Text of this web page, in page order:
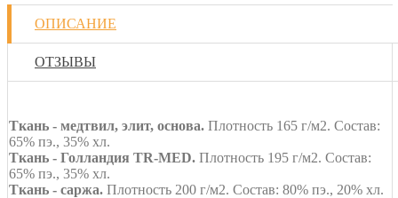
ОПИСАНИЕ
ОТЗЫВЫ
Ткань - медтвил, элит, основа. Плотность 165 г/м2. Состав:
65% пэ., 35% хл.
Ткань - Голландия TR-MED. Плотность 195 г/м2. Состав:
65% пэ., 35% хл.
Ткань - саржа. Плотность 200 г/м2. Состав: 80% пэ., 20% хл.